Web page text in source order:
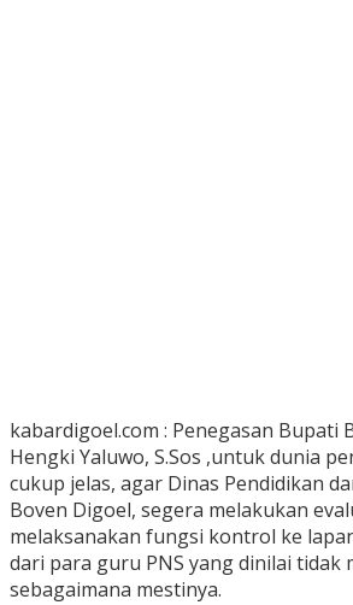
kabardigoel.com : Penegasan Bupati
Hengki Yaluwo, S.Sos ,untuk dunia
cukup jelas, agar Dinas Pendidikan
Boven Digoel, segera melakukan
melaksanakan fungsi kontrol ke
dari para guru PNS yang dinilai tidak
sebagaimana mestinya.